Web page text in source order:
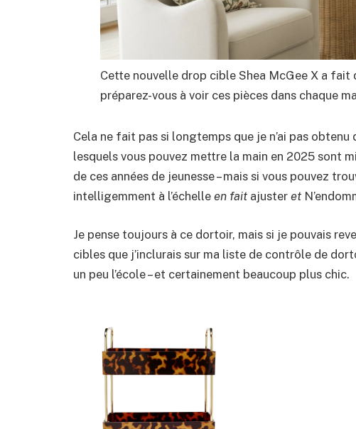
Cette nouvelle drop cible Shea McGee X a fait
préparez-vous à voir ces pièces dans chaque
Cela ne fait pas si longtemps que je n’ai pas
lesquels vous pouvez mettre la main en 2025 sont
de ces années de jeunesse – mais si vous pouvez
intelligemment à l’échelle en fait ajuster et
Je pense toujours à ce dortoir, mais si je pouvais
cibles que j’inclurais sur ma liste de contrôle de
un peu l’école – et certainement beaucoup plus chic.